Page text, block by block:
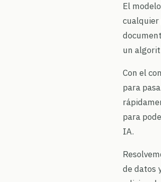
El
cualquier
un
Con el
para
para
IA.
de datos